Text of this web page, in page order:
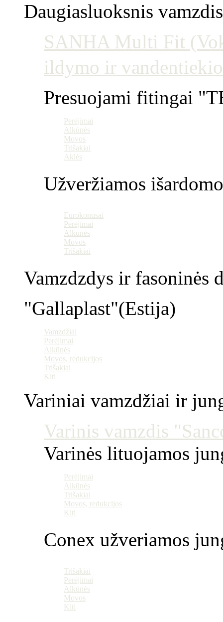
Daugiasluoksnis
SANHA Multi Fit
ildymo ir
Presuojami fitingai
Perėjimai
Alkūnės
Movos
Trišakiai
Aklės
Užveržiamos
Eurokonusai
Perėjimai
Alkūnės
Movos
Trišakiai
Vamzdzdys ir fasoninės
"Gallaplast"(Estija)
Vamzdžiai
Perėjimai
Alkūnės
Movos, redukcijos
Trišakiai
Kiti
Variniai vamzdžiai ir
Varinis vamzdis
Varinės lituojamos
Perėjimai
Alkūnės
Trišakiai
Movos, redukcijos
Kiti
Conex užveriamos
Trišakiai
Perėjimai
Alkūnės
Movos
Kiti